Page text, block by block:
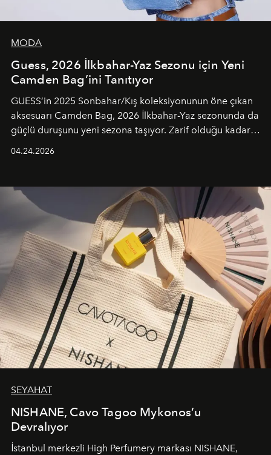
MODA
Guess, 2026 İlkbahar-Yaz Sezonu için Yeni
Camden Bag’ini Tanıtıyor
GUESS’in 2025 Sonbahar/Kış koleksiyonunun öne çıkan
aksesuarı Camden Bag, 2026 İlkbahar-Yaz sezonunda da
güçlü duruşunu yeni sezona taşıyor. Zarif olduğu kadar
04.24.2026
SEYAHAT
NISHANE, Cavo Tagoo Mykonos’u
Devralıyor
İstanbul merkezli High Perfumery markası NISHANE,